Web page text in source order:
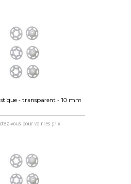
- transparent - 10 mm
vous pour voir les prix